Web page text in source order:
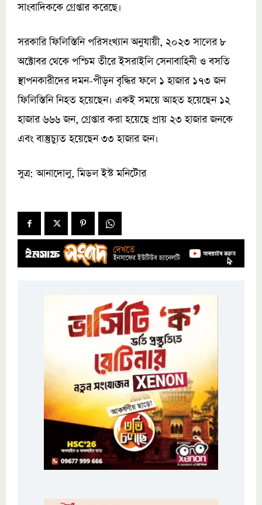
সাংবাদিককে গ্রেপ্তার করেছে।
সরকারি ফিলিস্তিনি পরিসংখ্যান অনুযায়ী, ২০২৩ সালের ৮
অক্টোবর থেকে পশ্চিম তীরে ইসরাইলি সেনাবাহিনী ও বসতি
স্থাপনকারীদের দমন-পীড়ন বৃদ্ধির ফলে ১ হাজার ১৭৩ জন
ফিলিস্তিনি নিহত হয়েছেন। একই সময়ে আহত হয়েছেন ১২
হাজার ৬৬৬ জন, গ্রেপ্তার করা হয়েছে প্রায় ২৩ হাজার জনকে
এবং বাস্তুচ্যুত হয়েছেন ৩৩ হাজার জন।
সুত্র: আনাদোলু, মিডল ইস্ট মনিটোর